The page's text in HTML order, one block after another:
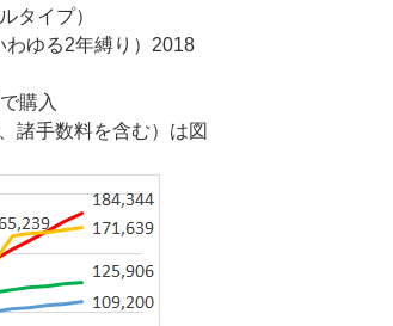
タイプ）
わゆる2年縛り）2018
購入
諸手数料を含む）は図